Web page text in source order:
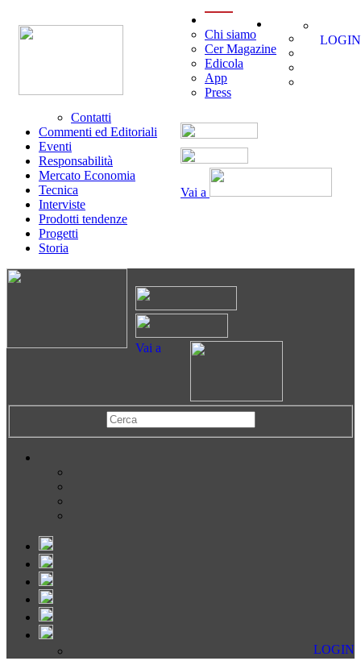
Vai a
Chi siamo
Cer Magazine
Edicola
App
Press
Contatti
Commenti ed Editoriali
Eventi
Responsabilità
Mercato Economia
Tecnica
Interviste
Prodotti tendenze
Progetti
Storia
LOGIN
Vai a
LOGIN